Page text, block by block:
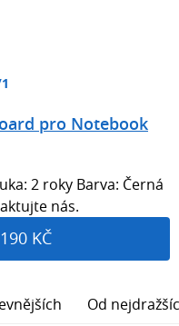
pro Notebook
2 roky Barva: Černá
nás.
KČ
Od